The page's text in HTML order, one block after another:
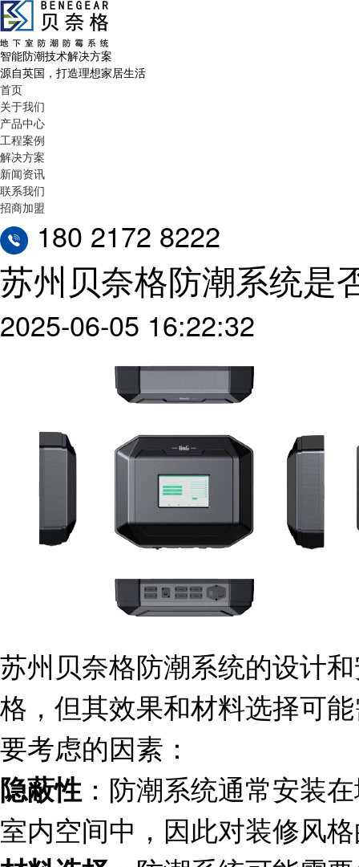
智能防潮技术解决方案
源自英国，打造理想家居生活
首页
关于我们
产品中心
工程案例
解决方案
新闻资讯
联系我们
招商加盟
180 2172 8222
苏州贝奈格防潮系统是
2025-06-05 16:22:32
苏州贝奈格防潮系统的设计
格，但其效果和材料选择可
要考虑的因素：
隐蔽性：防潮系统通常安装
室内空间中，因此对装修风